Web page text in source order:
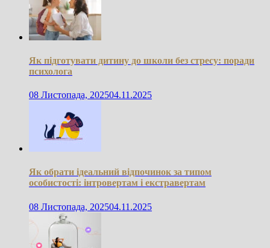
Як підготувати дитину до школи без стресу: поради
психолога
08 Листопада, 202504.11.2025
Як обрати ідеальний відпочинок за типом
особистості: інтровертам і екстравертам
08 Листопада, 202504.11.2025